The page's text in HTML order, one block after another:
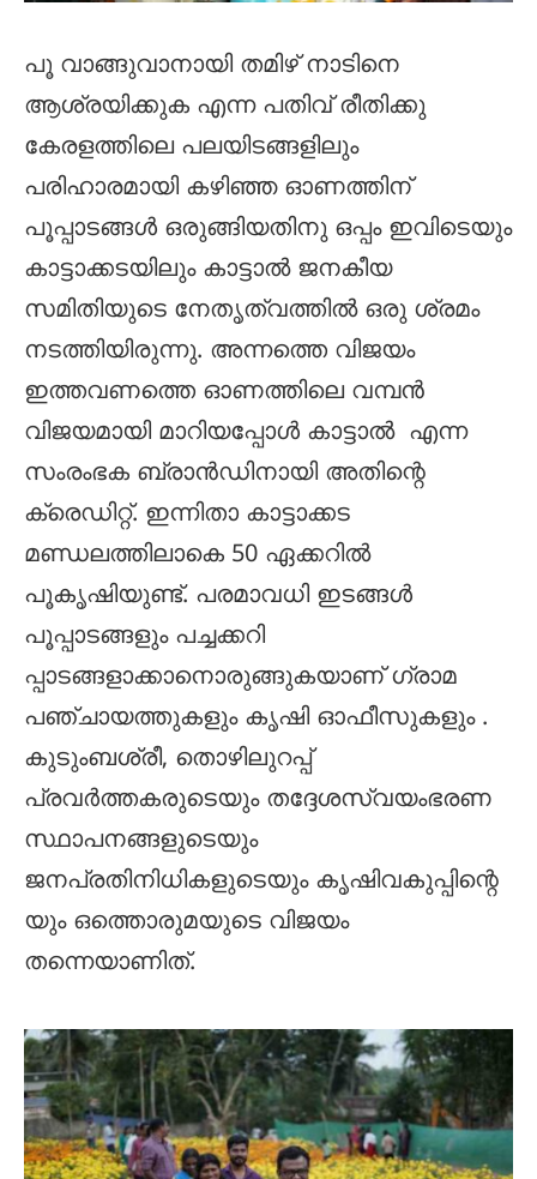
പൂ വാങ്ങുവാനായി തമിഴ് നാടിനെ
ആശ്രയിക്കുക എന്ന പതിവ് രീതിക്കു
കേരളത്തിലെ പലയിടങ്ങളിലും
പരിഹാരമായി കഴിഞ്ഞ ഓണത്തിന്
പൂപ്പാടങ്ങൾ ഒരുങ്ങിയതിനു ഒപ്പം ഇവിടെയും
കാട്ടാക്കടയിലും കാട്ടാൽ ജനകീയ
സമിതിയുടെ നേതൃത്വത്തിൽ ഒരു ശ്രമം
നടത്തിയിരുന്നു. അന്നത്തെ വിജയം
ഇത്തവണത്തെ ഓണത്തിലെ വമ്പൻ
വിജയമായി മാറിയപ്പോൾ കാട്ടാൽ എന്ന
സംരംഭക ബ്രാൻഡിനായി അതിന്റെ
ക്രെഡിറ്റ്. ഇന്നിതാ കാട്ടാക്കട
മണ്ഡലത്തിലാകെ 50 ഏക്കറിൽ
പൂകൃഷിയുണ്ട്. പരമാവധി ഇടങ്ങൾ
പൂപ്പാടങ്ങളും പച്ചക്കറി
പ്പാടങ്ങളാക്കാനൊരുങ്ങുകയാണ് ഗ്രാമ
പഞ്ചായത്തുകളും കൃഷി ഓഫീസുകളും .
കുടുംബശ്രീ, തൊഴിലുറപ്പ്
പ്രവർത്തകരുടെയും തദ്ദേശസ്വയംഭരണ
സ്ഥാപനങ്ങളുടെയും
ജനപ്രതിനിധികളുടെയും കൃഷിവകുപ്പിന്റെ
യും ഒത്തൊരുമയുടെ വിജയം
തന്നെയാണിത്.